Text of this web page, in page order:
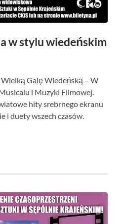
w stylu wiedeńskim
Galę Wiedeńską – W
i Muzyki Filmowej.
hity srebrnego ekranu
i duety wszech czasów.